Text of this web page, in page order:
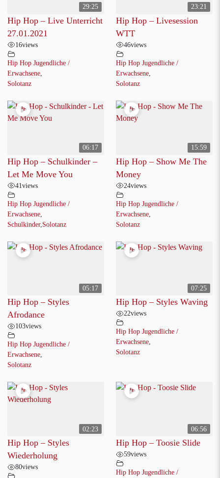
29:25
Hip Hop – Live Unterricht
27.01.2021
16views
Hip Hop Jugendliche /
Erwachsene
Solotanz
23:21
Hip Hop – Livesession
WTT
46views
Hip Hop Jugendliche /
Erwachsene
Solotanz
06:17
Hip Hop – Schulkinder –
Let Me Move You
41views
Hip Hop Jugendliche /
Erwachsene
Schulkinder, Solotanz
15:59
Hip Hop – Show Me The
Money
24views
Hip Hop Jugendliche /
Erwachsene
Solotanz
05:17
Hip Hop – Styles
Afrodance
103views
Hip Hop Jugendliche /
Erwachsene,
Solotanz
07:25
Hip Hop – Styles Waving
22views
Hip Hop Jugendliche /
Erwachsene,
Solotanz
02:23
Hip Hop – Styles
Wiederholung
80views
06:56
Hip Hop – Toosie Slide
59views
Hip Hop Jugendliche /